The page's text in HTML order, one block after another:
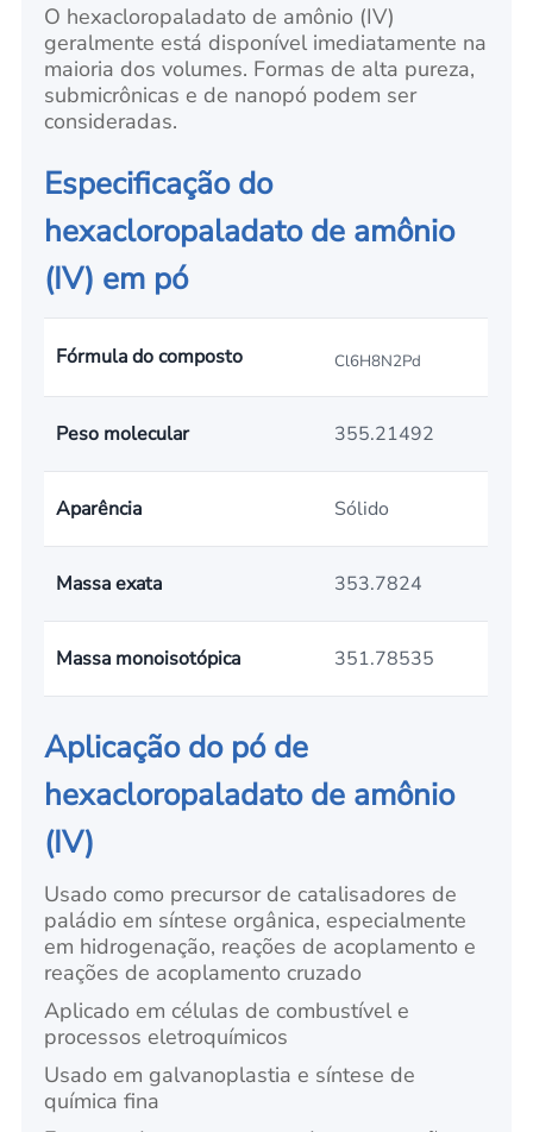
O hexacloropaladato de amônio (IV)
geralmente está disponível imediatamente na
maioria dos volumes. Formas de alta pureza,
submicrônicas e de nanopó podem ser
consideradas.
Especificação do
hexacloropaladato de amônio
(IV) em pó
Fórmula do composto Cl6H8N2Pd
Peso molecular 355.21492
Aparência Sólido
Massa exata 353.7824
Massa monoisotópica 351.78535
Aplicação do pó de
hexacloropaladato de amônio
(IV)
Usado como precursor de catalisadores de
paládio em síntese orgânica, especialmente
em hidrogenação, reações de acoplamento e
reações de acoplamento cruzado
Aplicado em células de combustível e
processos eletroquímicos
Usado em galvanoplastia e síntese de
química fina